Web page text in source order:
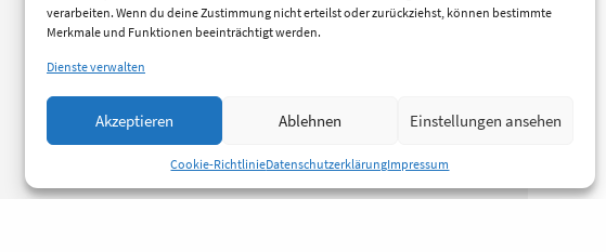
verarbeiten. Wenn du deine Zustimmung nicht erteilst oder zurückziehst, können bestimmte
Merkmale und Funktionen beeinträchtigt werden.
Dienste verwalten
Akzeptieren Ablehnen Einstellungen ansehen
Cookie-RichtlinieDatenschutzerklärungImpressum